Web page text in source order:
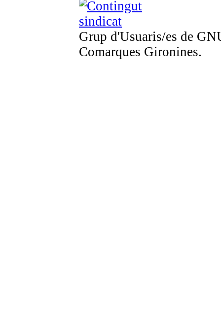
Grup d'Usuaris/es de
Comarques Gironines.